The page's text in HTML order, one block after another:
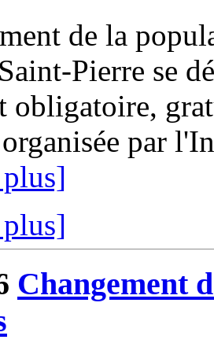
de la
Pierre se
obligatoire,
par
Changement